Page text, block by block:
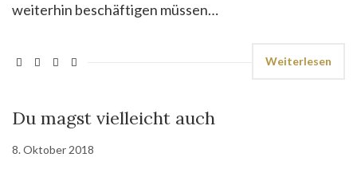
weiterhin beschäftigen müssen…
Weiterlesen
Du magst vielleicht auch
8. Oktober 2018